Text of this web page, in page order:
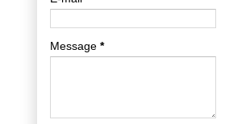
Message *